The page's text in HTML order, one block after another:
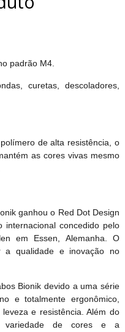
padrão M4.
curetas, descoladores,
de alta resistência, o
as cores vivas mesmo
ganhou o Red Dot Design
concedido pelo
em Essen, Alemanha. O
a qualidade e inovação no
Bionik devido a uma série
e totalmente ergonômico,
e resistência. Além do
variedade de cores e a